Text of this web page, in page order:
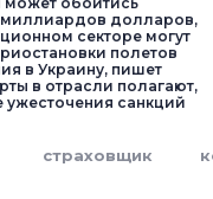
долларов,
секторе могут
полетов
в Украину, пишет
в отрасли полагают,
ужесточения санкций
страховщик